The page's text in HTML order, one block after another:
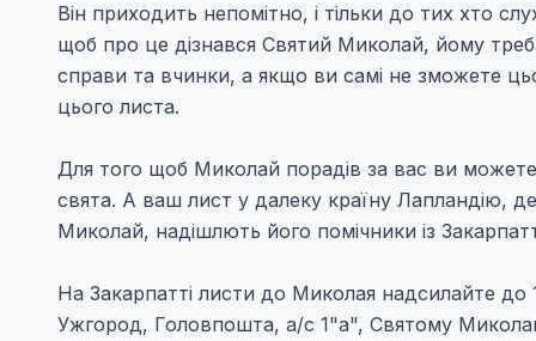
Він приходить непомітно, і тільки до тих хто
щоб про це дізнався Святий Миколай, йому
справи та вчинки, а якщо ви самі не зможете
цього листа.
Для того щоб Миколай порадів за вас ви можете
свята. А ваш лист у далеку країну Лапландію,
Миколай, надішлють його помічники із
На Закарпатті листи до Миколая надсилайте до
Ужгород, Головпошта, а/с 1"а", Святому